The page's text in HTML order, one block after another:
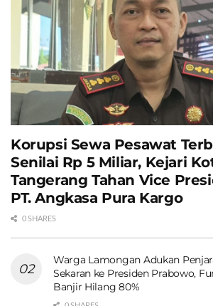
Korupsi Sewa Pesawat
Senilai Rp 5 Miliar, Kejari
Tangerang Tahan Vice
PT. Angkasa Pura Kargo
0 SHARES
Warga Lamongan Adukan
Sekaran ke Presiden Prabowo,
Banjir Hilang 80%